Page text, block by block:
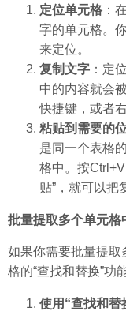
定位单元格 ：
字的单元格。
来定位。
复制文字 ：定
中的内容就会
快捷键，或者
粘贴到需要的
是同一个表格
格中。按
贴”，就可以把
批量提取多个单元格
如果你需要批量提取
格的“查找和替换”功
使用“查找和替